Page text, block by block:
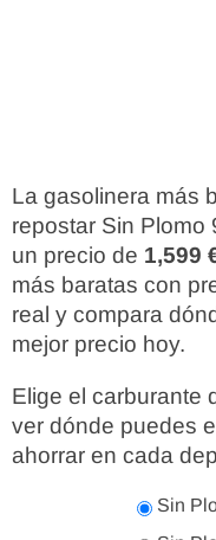
La gasolinera más
repostar Sin Plomo
un precio de 1,599
más baratas con
real y compara
mejor precio hoy.
Elige el carburante
ver dónde puedes
ahorrar en cada
Sin